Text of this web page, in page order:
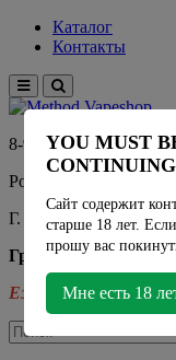
Каталог
Контакты
8-915-450-21-92
Розничный магазин
Г. Москва, улица
График работы
Ежедневно - 11:00 -
YOU MUST
Сайт содержит
старше 18 лет.
прошу вас
Мне есть 18